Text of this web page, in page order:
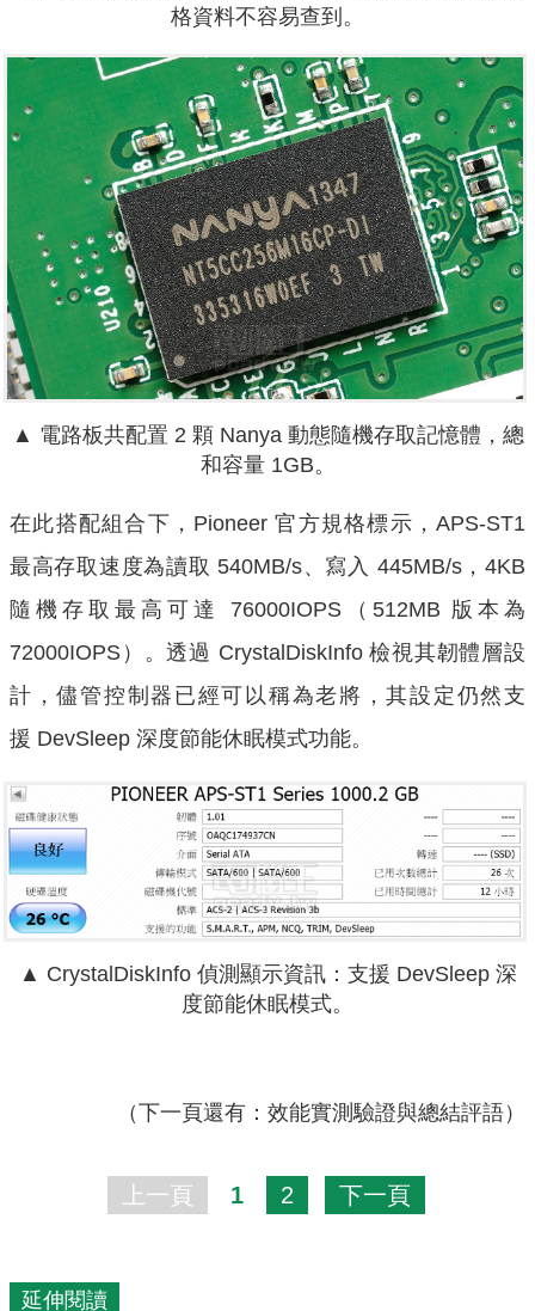
格資料不容易查到。
▲ 電路板共配置 2 顆 Nanya 動態隨機存取記憶體，總
和容量 1GB。
在此搭配組合下，Pioneer 官方規格標示，APS-ST1
最高存取速度為讀取 540MB/s、寫入 445MB/s，4KB
隨機存取最高可達 76000IOPS（512MB 版本為
72000IOPS）。透過 CrystalDiskInfo 檢視其韌體層設
計，儘管控制器已經可以稱為老將，其設定仍然支
援 DevSleep 深度節能休眠模式功能。
▲ CrystalDiskInfo 偵測顯示資訊： 支援 DevSleep 深
度節能休眠模式。
（下一頁還有：效能實測驗證與總結評語）
上一頁 1 2 下一頁
延伸閱讀